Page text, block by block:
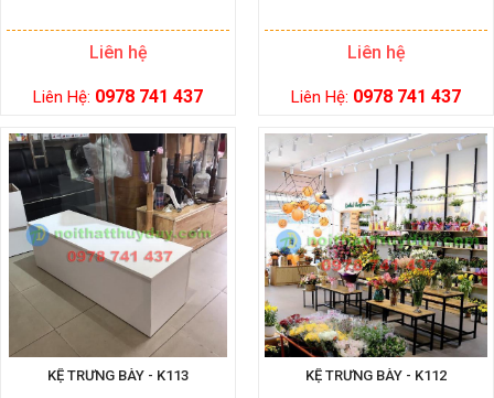
Liên hệ
Liên Hệ: 0978 741 437
Liên hệ
Liên Hệ: 0978 741 437
KỆ TRƯNG BÀY - K113 KỆ TRƯNG BÀY - K112